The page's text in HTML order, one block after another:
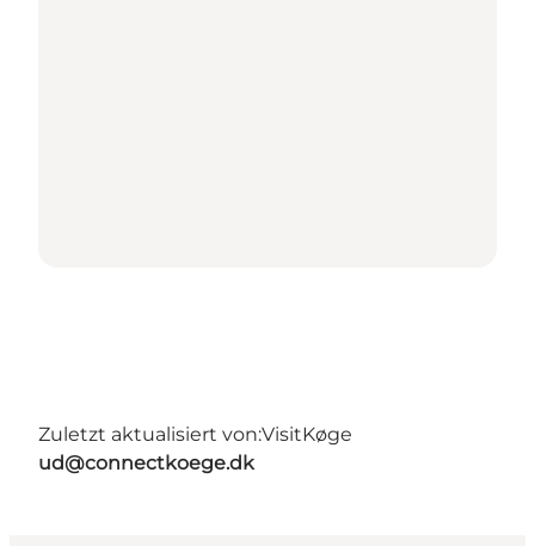
Zuletzt aktualisiert von:VisitKøge
ud@connectkoege.dk